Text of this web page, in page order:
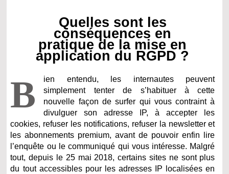
Quelles sont les
conséquences en
pratique de la mise en
application du RGPD ?
B
ien entendu, les internautes peuvent
simplement tenter de s’habituer à cette
nouvelle façon de surfer qui vous contraint à
divulguer son adresse IP, à accepter les
cookies, refuser les notifications, refuser la newsletter et
les abonnements premium, avant de pouvoir enfin lire
l’enquête ou le communiqué qui vous intéresse. Malgré
tout, depuis le 25 mai 2018, certains sites ne sont plus
du tout accessibles pour les adresses IP localisées en